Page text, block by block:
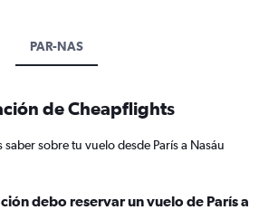
PAR-NAS
de Cheapflights
saber sobre tu vuelo desde París a Nasáu
debo reservar un vuelo de París a